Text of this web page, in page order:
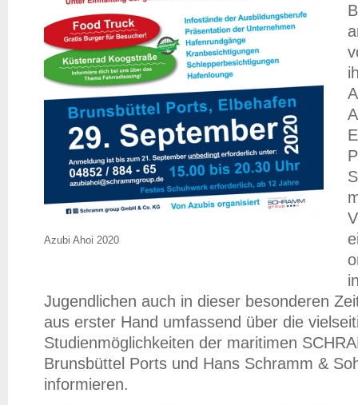
Azubi Ahoi 2020
Jugendlichen auch in dieser besonderen
aus erster Hand umfassend über die
Studienmöglichkeiten der maritimen
Brunsbüttel Ports und Hans Schramm &
informieren.